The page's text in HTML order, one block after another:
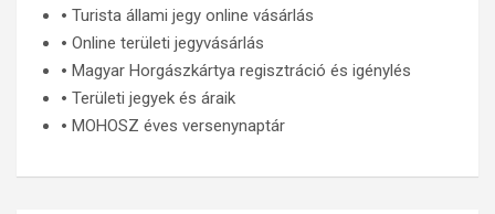
🞄 Turista állami jegy online vásárlás
🞄 Online területi jegyvásárlás
🞄 Magyar Horgászkártya regisztráció és igénylés
🞄 Területi jegyek és áraik
🞄 MOHOSZ éves versenynaptár